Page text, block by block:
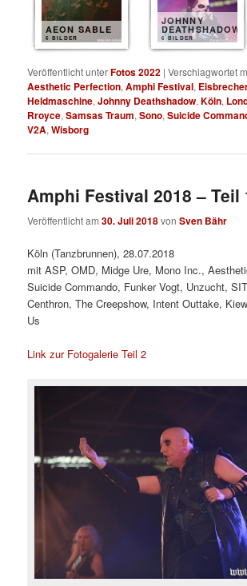
AEON SABLE
6 BILDER
JOHNNY
DEATHSHADOW
6 BILDER
Veröffentlicht unterFotos 2022 |Verschlagwortet
Aesthetic Perfection,Amphi Festival,
Heldmaschine,Johnny Deathshadow,Köln,
Rroyce,Samsas Traum,Sono,Suicide
V2A,Wisborg
Amphi Festival 2018 – Teil
Veröffentlicht am30. Juli 2018vonSven Bähr
Köln (Tanzbrunnen), 28.07.2018
mit ASP, OMD, Midge Ure, Mono Inc.,
Suicide Commando, Funker Vogt, Unzucht,
Centhron, The Creepshow, Intent Outtake,
Us
Link zur Fotogalerie Teil 2